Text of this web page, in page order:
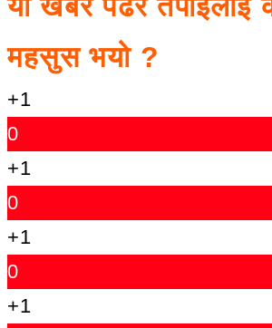
महसुस भयो ?
+1
0
+1
0
+1
0
+1